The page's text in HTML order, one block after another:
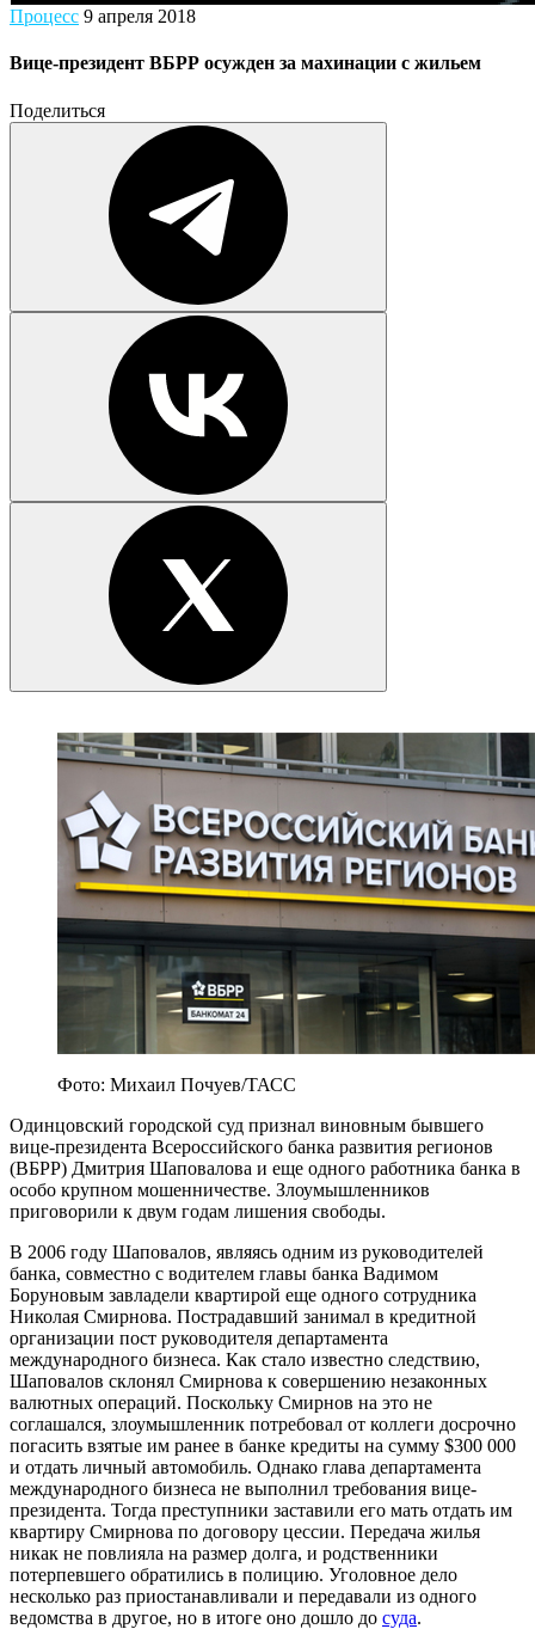
Процесс 9 апреля 2018
Вице-президент ВБРР осужден за махинации с жильем
Поделиться
Фото: Михаил Почуев/ТАСС
Одинцовский городской суд признал виновным бывшего
вице-президента Всероссийского банка развития регионов
(ВБРР) Дмитрия Шаповалова и еще одного работника банка в
особо крупном мошенничестве. Злоумышленников
приговорили к двум годам лишения свободы.
В 2006 году Шаповалов, являясь одним из руководителей
банка, совместно с водителем главы банка Вадимом
Боруновым завладели квартирой еще одного сотрудника
Николая Смирнова. Пострадавший занимал в кредитной
организации пост руководителя департамента
международного бизнеса. Как стало известно следствию,
Шаповалов склонял Смирнова к совершению незаконных
валютных операций. Поскольку Смирнов на это не
соглашался, злоумышленник потребовал от коллеги досрочно
погасить взятые им ранее в банке кредиты на сумму $300 000
и отдать личный автомобиль. Однако глава департамента
международного бизнеса не выполнил требования вице-
президента. Тогда преступники заставили его мать отдать им
квартиру Смирнова по договору цессии. Передача жилья
никак не повлияла на размер долга, и родственники
потерпевшего обратились в полицию. Уголовное дело
несколько раз приостанавливали и передавали из одного
ведомства в другое, но в итоге оно дошло до суда.